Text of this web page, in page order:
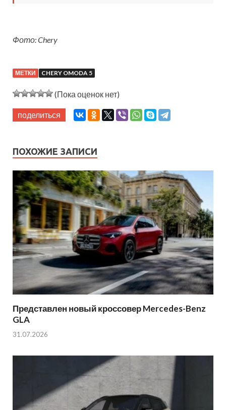
Фото: Chery
МЕТКИ CHERY OMODA 5
(Пока оценок нет)
поделиться
ПОХОЖИЕ ЗАПИСИ
Представлен новый кроссовер Mercedes-Benz
GLA
31.07.2026